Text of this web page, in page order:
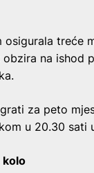
treće
na ishod
za peto
u 20.30 sati
kolo